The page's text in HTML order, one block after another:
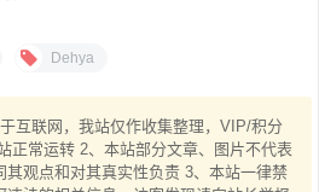
Dehya
互联网，我站仅作收集整理，VIP/积分
正常运转 2、本站部分文章、图片不代表
观点和对其真实性负责 3、本站一律禁